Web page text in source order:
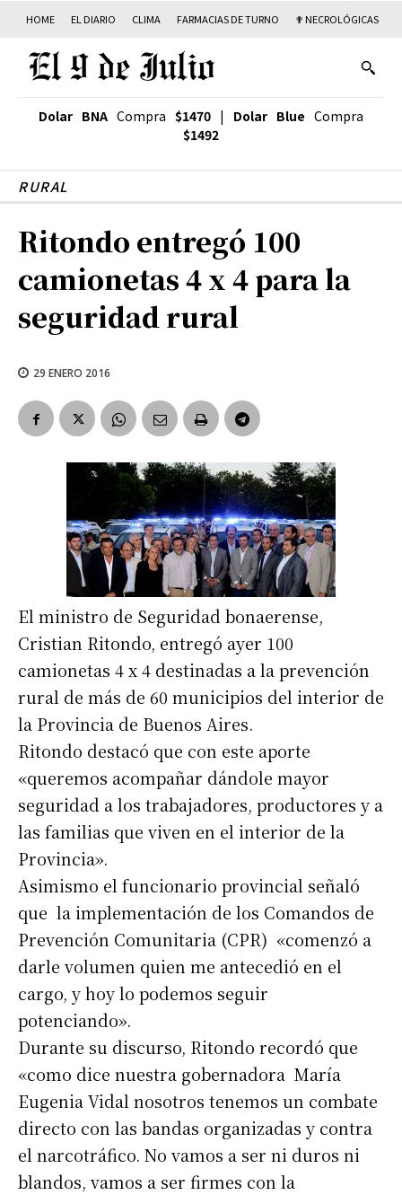
HOME EL DIARIO CLIMA FARMACIAS DE TURNO ✟ NECROLÓGICAS
Dolar BNA Compra $1470 | Dolar Blue Compra
$1492
RURAL
Ritondo entregó 100
camionetas 4 x 4 para la
seguridad rural
29 ENERO 2016
El ministro de Seguridad bonaerense,
Cristian Ritondo, entregó ayer 100
camionetas 4 x 4 destinadas a la prevención
rural de más de 60 municipios del interior de
la Provincia de Buenos Aires.
Ritondo destacó que con este aporte
«queremos acompañar dándole mayor
seguridad a los trabajadores, productores y a
las familias que viven en el interior de la
Provincia».
Asimismo el funcionario provincial señaló
que la implementación de los Comandos de
Prevención Comunitaria (CPR) «comenzó a
darle volumen quien me antecedió en el
cargo, y hoy lo podemos seguir
potenciando».
Durante su discurso, Ritondo recordó que
«como dice nuestra gobernadora María
Eugenia Vidal nosotros tenemos un combate
directo con las bandas organizadas y contra
el narcotráfico. No vamos a ser ni duros ni
blandos, vamos a ser firmes con la